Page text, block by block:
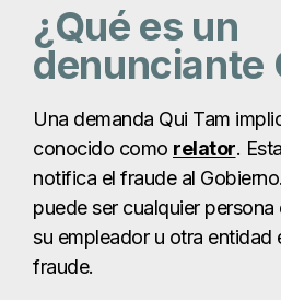
¿Qué es un
denunciante
Una demanda Qui Tam
conocido como relator.
notifica el fraude al
puede ser cualquier
su empleador u otra entidad
fraude.